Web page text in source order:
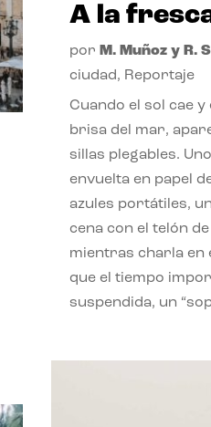
A la
por M. Muñoz y R.
ciudad, Reportaje
Cuando el sol cae
brisa del mar,
sillas plegables.
envuelta en papel
azules portátiles,
cena con el telón
mientras charla en
que el tiempo
suspendida, un